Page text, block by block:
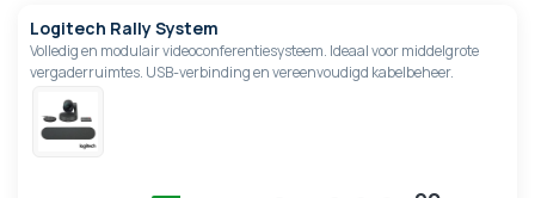
Logitech Rally System
Volledig en modulair videoconferentiesysteem. Ideaal voor middelgrote
vergaderruimtes. USB-verbinding en vereenvoudigd kabelbeheer.